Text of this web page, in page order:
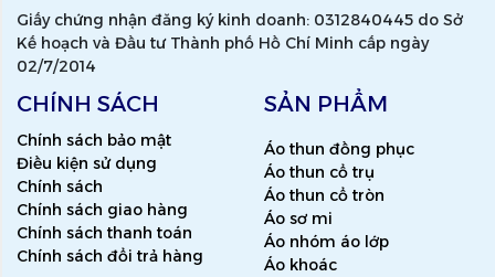
Giấy chứng nhận đăng ký kinh doanh: 0312840445 do Sở
Kế hoạch và Đầu tư Thành phố Hồ Chí Minh cấp ngày
02/7/2014
CHÍNH SÁCH
Chính sách bảo mật
Điều kiện sử dụng
Chính sách
Chính sách giao hàng
Chính sách thanh toán
Chính sách đổi trả hàng
SẢN PHẨM
Áo thun đồng phục
Áo thun cổ trụ
Áo thun cổ tròn
Áo sơ mi
Áo nhóm áo lớp
Áo khoác